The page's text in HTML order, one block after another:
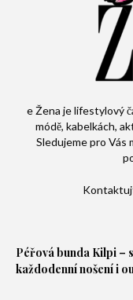
e Žena je lifestylový
módě, kabelkách,
Sledujeme pro Vás
Péřová bunda Kilpi –
každodenní nošení i